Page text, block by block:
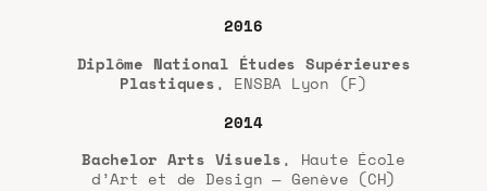
2016
Diplôme National Études Supérieures
Plastiques, ENSBA Lyon (F)
2014
Bachelor Arts Visuels, Haute École
d’Art et de Design — Genève (CH)